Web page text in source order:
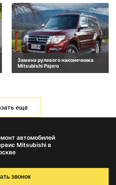
Замена рулевого наконечника
Mitsubishi Pajero
еще
автомобилей
Mitsubishi в
звонок